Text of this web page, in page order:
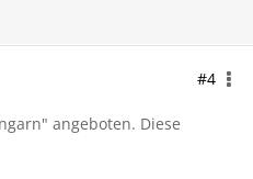
#4
angeboten. Diese